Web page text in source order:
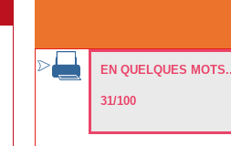
EN QUELQUES
31/100